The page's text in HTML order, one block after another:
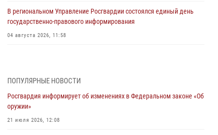
В региональном Управление Росгвардии состоялся единый день
государственно-правового информирования
04 августа 2026, 11:58
03 августа 2026, 17:21
21 единицу оружия изъяли Псковские росгвардейцы за неделю
03 августа 2026, 14:10
ПОПУЛЯРНЫЕ НОВОСТИ
Росгвардия информирует об изменениях в Федеральном законе «Об
оружии»
21 июля 2026, 12:08